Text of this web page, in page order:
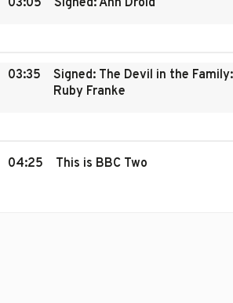
03:05 Signed: Ann Droid
03:35
Signed: The Devil in the
Ruby Franke
04:25 This is BBC Two